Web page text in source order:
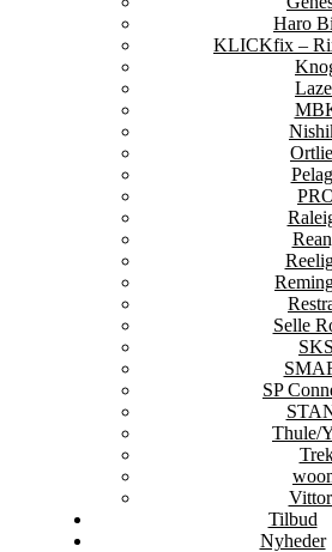
Haro
KLICKfix –
Selle
SKS
SP
Thule/
Tilbud
Nyheder